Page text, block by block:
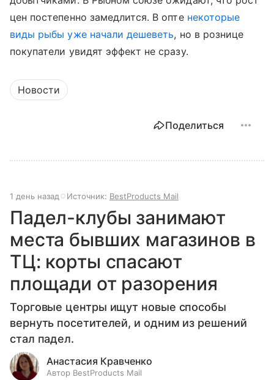
цен постепенно замедлится. В опте некоторые
виды рыбы уже начали дешеветь, но в рознице
покупатели увидят эффект не сразу.
Новости
Поделиться
1 день назад Источник: BestProducts Mail
Падел-клубы занимают
места бывших магазинов в
ТЦ: корты спасают
площади от разорения
Торговые центры ищут новые способы
вернуть посетителей, и одним из решений
стал падел.
Анастасия Кравченко
Автор BestProducts Mail